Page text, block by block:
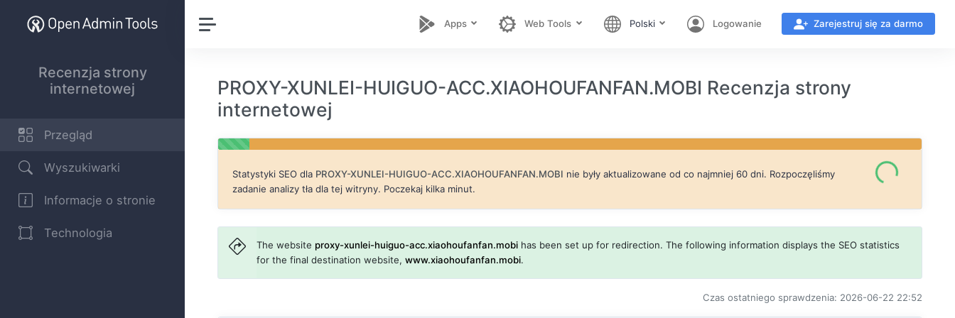
Recenzja strony
internetowej
Przegląd
Wyszukiwarki
Informacje o stronie
Technologia
Apps Web Tools Polski Logowanie Zarejestruj się za darmo
PROXY-XUNLEI-HUIGUO-ACC.XIAOHOUFANFAN.MOBI Recenzja strony
internetowej
Statystyki SEO dla PROXY-XUNLEI-HUIGUO-ACC.XIAOHOUFANFAN.MOBI nie były aktualizowane od co najmniej 60 dni. Rozpoczęliśmy
zadanie analizy tła dla tej witryny. Poczekaj kilka minut.
The website proxy-xunlei-huiguo-acc.xiaohoufanfan.mobi has been set up for redirection. The following information displays the SEO statistics
for the final destination website,www.xiaohoufanfan.mobi.
Czas ostatniego sprawdzenia: 2026-06-22 22:52